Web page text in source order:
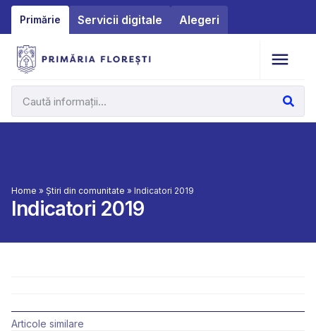
Primărie Servicii digitale Alegeri
Home » Știri din comunitate » Indicatori 2019
Indicatori 2019
Articole similare